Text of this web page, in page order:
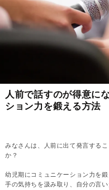
人前で話すのが得意に
ション力を鍛える方法
みなさんは、人前に出て発言する
か？
幼児期にコミュニケーション力を
手の気持ちを汲み取り、自分の言